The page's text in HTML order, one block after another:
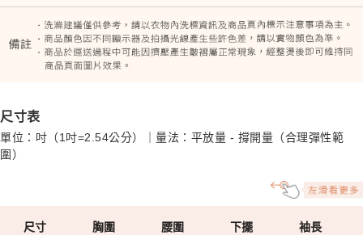
尺寸表
單位：吋（1吋=2.54公分）｜量法：平放量 - 撐開量（合理彈性範
圍）
尺寸 胸圍 腰圍 下擺 袖長